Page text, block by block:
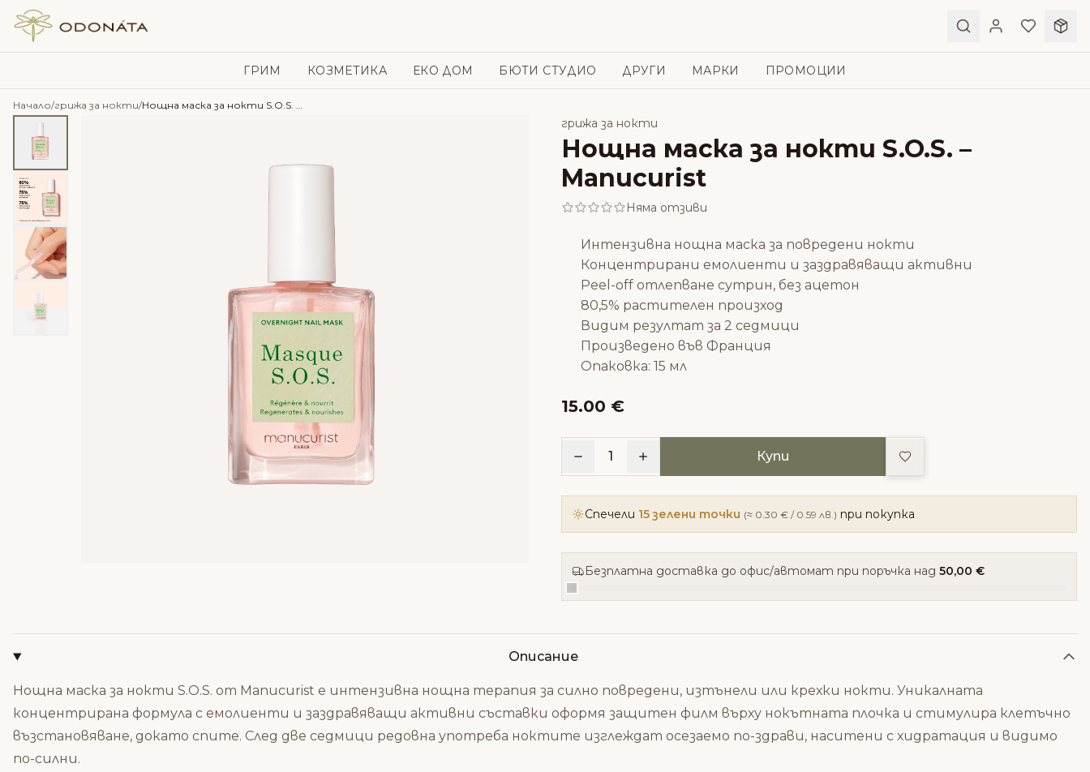
Skip to content
ГРИМ КОЗМЕТИКА ЕКО ДОМ БЮТИ СТУДИО ДРУГИ МАРКИ ПРОМОЦИИ
Начало/грижа за нокти/ Нощна маска за нокти S.O.S. – Manucurist
грижа за нокти
Нощна маска за нокти S.O.S. –
Manucurist
Няма отзиви
Интензивна нощна маска за повредени нокти
Концентрирани емолиенти и заздравяващи активни
Peel-off отлепване сутрин, без ацетон
80,5% растителен произход
Видим резултат за 2 седмици
Произведено във Франция
Опаковка: 15 мл
15.00 €
1 Купи Добави в любими
Спечели 15 зелени точки (≈ 0.30 € / 0.59 лв.) при покупка
Безплатна доставка до офис/автомат при поръчка над 50,00 €
Описание
Нощна маска за нокти S.O.S. от Manucurist е интензивна нощна терапия за силно повредени, изтънели или крехки нокти. Уникалната
концентрирана формула с емолиенти и заздравяващи активни съставки оформя защитен филм върху нокътната плочка и стимулира клетъчно
възстановяване, докато спите. След две седмици редовна употреба ноктите изглеждат осезаемо по-здрави, наситени с хидратация и видимо
по-силни.